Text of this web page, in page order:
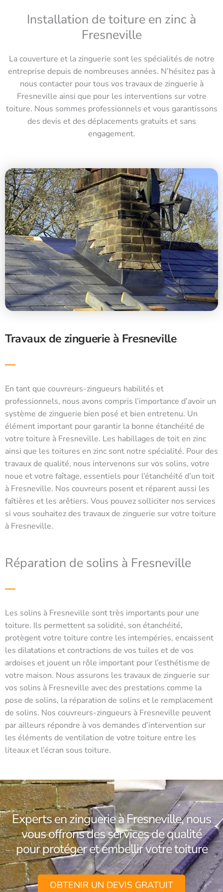
Installation de toiture en zinc à
Fresneville
La couverture et la zinguerie sont les spécialités de notre
entreprise depuis de nombreuses années. N’hésitez pas à
nous contacter pour tous vos travaux de zinguerie à
Fresneville ainsi que pour les interventions sur votre
toiture. Nous sommes professionnels et vous garantissons
des devis et des déplacements gratuits et sans
engagement.
Travaux de zinguerie à Fresneville
En tant que couvreurs-zingueurs habilités et
professionnels, nous avons compris l’importance d’avoir un
système de zinguerie bien posé et bien entretenu. Un
élément important pour garantir la bonne étanchéité de
votre toiture à Fresneville. Les habillages de toit en zinc
ainsi que les toitures en zinc sont notre spécialité. Pour des
travaux de qualité, nous intervenons sur vos solins, votre
noue et votre faîtage, essentiels pour l’étanchéité d’un toit
à Fresneville. Nos couvreurs posent et réparent aussi les
faîtières et les arêtiers. Vous pouvez solliciter nos services
si vous souhaitez des travaux de zinguerie sur votre toiture
à Fresneville.
Réparation de solins à Fresneville
Les solins à Fresneville sont très importants pour une
toiture. Ils permettent sa solidité, son étanchéité,
protègent votre toiture contre les intempéries, encaissent
les dilatations et contractions de vos tuiles et de vos
ardoises et jouent un rôle important pour l’esthétisme de
votre maison. Nous assurons les travaux de zinguerie sur
vos solins à Fresneville avec des prestations comme la
pose de solins, la réparation de solins et le remplacement
de solins. Nos couvreurs-zingueurs à Fresneville peuvent
par ailleurs répondre à vos demandes d’intervention sur
les éléments de ventilation de votre toiture entre les
liteaux et l’écran sous toiture.
Experts en zinguerie à Fresneville, nous
vous offrons des services de qualité
pour protéger et embellir votre toiture
OBTENIR UN DEVIS GRATUIT